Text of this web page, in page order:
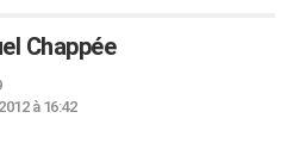
Chappée
à 16:42